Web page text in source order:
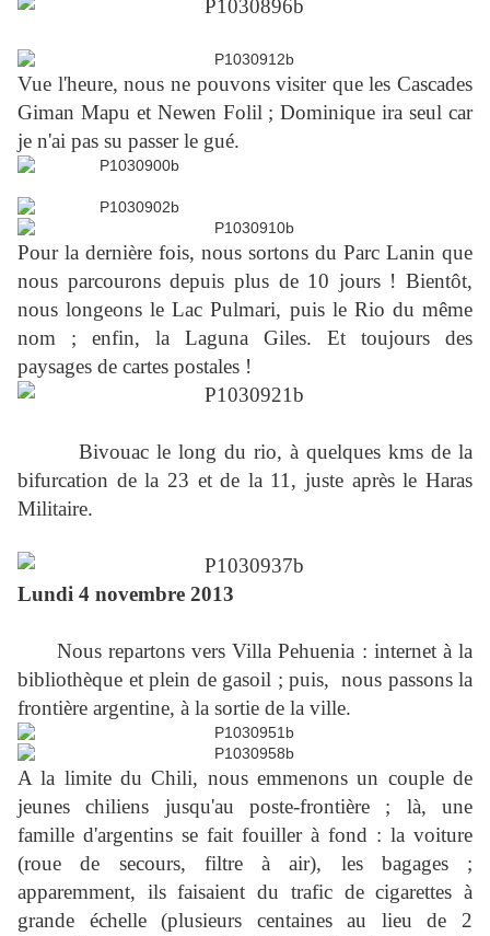
Vue l'heure, nous ne pouvons visiter que les Cascades
Giman Mapu et Newen Folil ; Dominique ira seul car
je n'ai pas su passer le gué.
Pour la dernière fois, nous sortons du Parc Lanin que
nous parcourons depuis plus de 10 jours ! Bientôt,
nous longeons le Lac Pulmari, puis le Rio du même
nom ; enfin, la Laguna Giles. Et toujours des
paysages de cartes postales !
Bivouac le long du rio, à quelques kms de la
bifurcation de la 23 et de la 11, juste après le Haras
Militaire.
Lundi 4 novembre 2013
Nous repartons vers Villa Pehuenia : internet à la
bibliothèque et plein de gasoil ; puis, nous passons la
frontière argentine, à la sortie de la ville.
A la limite du Chili, nous emmenons un couple de
jeunes chiliens jusqu'au poste-frontière ; là, une
famille d'argentins se fait fouiller à fond : la voiture
(roue de secours, filtre à air), les bagages ;
apparemment, ils faisaient du trafic de cigarettes à
grande échelle (plusieurs centaines au lieu de 2